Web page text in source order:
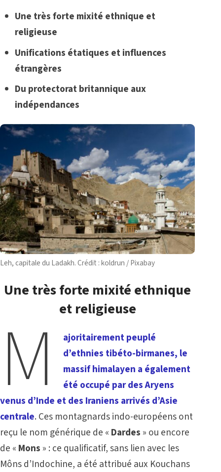
Une très forte mixité ethnique et
religieuse
Unifications étatiques et influences
étrangères
Du protectorat britannique aux
indépendances
Leh, capitale du Ladakh. Crédit : koldrun / Pixabay
Une très forte mixité ethnique
et religieuse
M
ajoritairement peuplé
d’ethnies tibéto-birmanes, le
massif himalayen a également
été occupé par des Aryens
venus d’Inde et des Iraniens arrivés d’Asie
centrale. Ces montagnards indo-européens ont
reçu le nom générique de « Dardes » ou encore
de « Mons » : ce qualificatif, sans lien avec les
Môns d’Indochine, a été attribué aux Kouchans